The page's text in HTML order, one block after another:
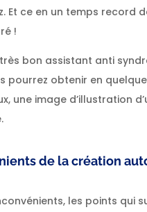
Et ce en un temps record
!
très bon assistant anti
pourrez obtenir en
une image d’illustration
de la création
les points qui